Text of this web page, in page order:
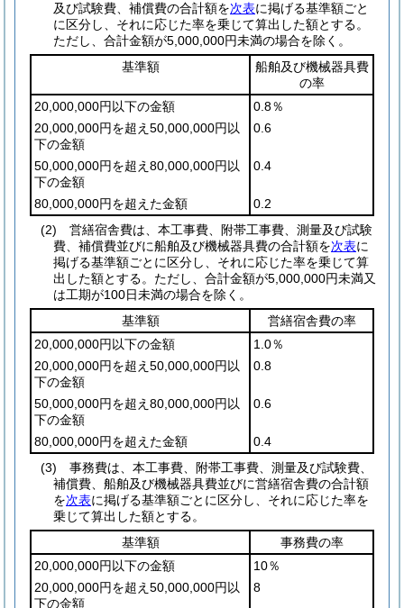
及び試験費、補償費の合計額を次表に掲げる基準額ごと
に区分し、それに応じた率を乗じて算出した額とする。
ただし、合計金額が5,000,000円未満の場合を除く。
基準額
船舶及び機械器具費
の率
20,000,000円以下の金額
0.8％
20,000,000円を超え50,000,000円以
下の金額
0.6
50,000,000円を超え80,000,000円以
下の金額
0.4
80,000,000円を超えた金額
0.2
(2)
営繕宿舎費は、本工事費、附帯工事費、測量及び試験
費、補償費並びに船舶及び機械器具費の合計額を次表に
掲げる基準額ごとに区分し、それに応じた率を乗じて算
出した額とする。 ただし、合計金額が5,000,000円未満又
は工期が100日未満の場合を除く。
基準額
営繕宿舎費の率
20,000,000円以下の金額
1.0％
20,000,000円を超え50,000,000円以
下の金額
0.8
50,000,000円を超え80,000,000円以
下の金額
0.6
80,000,000円を超えた金額
0.4
(3)
事務費は、本工事費、附帯工事費、測量及び試験費、
補償費、船舶及び機械器具費並びに営繕宿舎費の合計額
を次表に掲げる基準額ごとに区分し、それに応じた率を
乗じて算出した額とする。
基準額
事務費の率
20,000,000円以下の金額
10％
20,000,000円を超え50,000,000円以
下の金額
8